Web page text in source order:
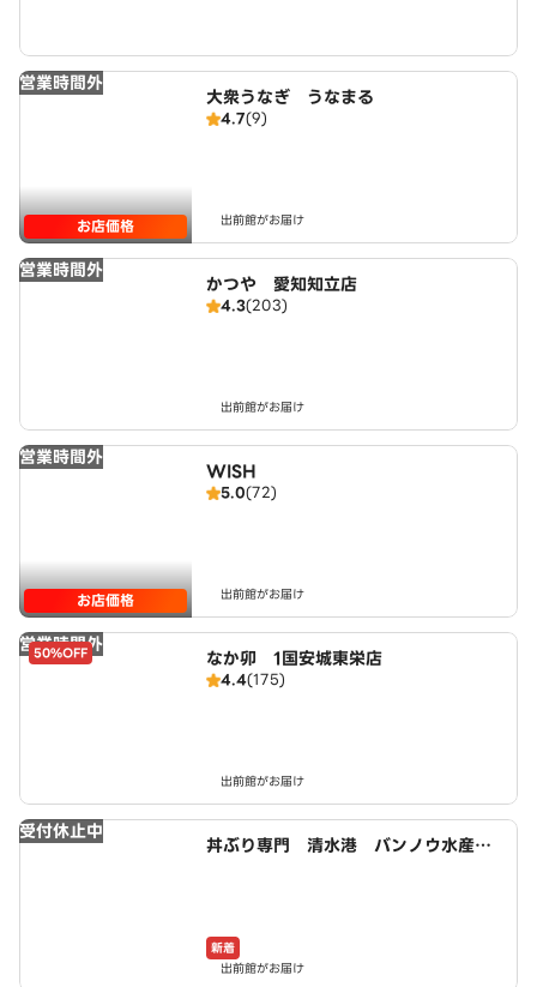
営業時間外
お店価格
大衆うなぎ うなまる
4.7(9)
出前館がお届け
営業時間外
かつや 愛知知立店
4.3(203)
出前館がお届け
営業時間外
お店価格
WISH
5.0(72)
出前館がお届け
営業時間外
50%OFF なか卯 1国安城東栄店
4.4(175)
出前館がお届け
受付休止中
丼ぶり専門 清水港 バンノウ水産
新着
出前館がお届け